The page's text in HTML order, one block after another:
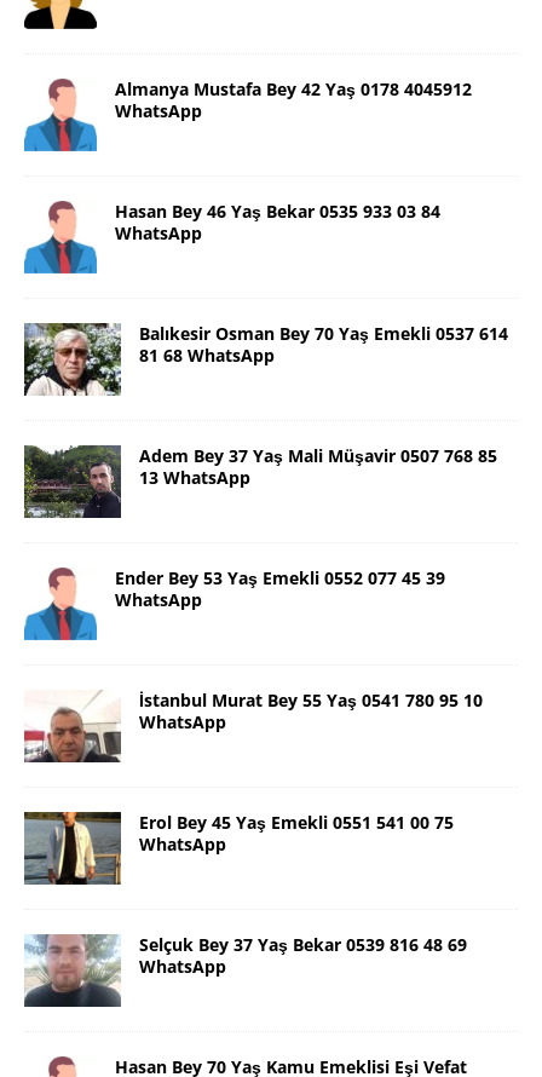
Almanya Mustafa Bey 42 Yaş 0178 4045912
WhatsApp
Hasan Bey 46 Yaş Bekar 0535 933 03 84
WhatsApp
Balıkesir Osman Bey 70 Yaş Emekli 0537 614
81 68 WhatsApp
Adem Bey 37 Yaş Mali Müşavir 0507 768 85
13 WhatsApp
Ender Bey 53 Yaş Emekli 0552 077 45 39
WhatsApp
İstanbul Murat Bey 55 Yaş 0541 780 95 10
WhatsApp
Erol Bey 45 Yaş Emekli 0551 541 00 75
WhatsApp
Selçuk Bey 37 Yaş Bekar 0539 816 48 69
WhatsApp
Hasan Bey 70 Yaş Kamu Emeklisi Eşi Vefat